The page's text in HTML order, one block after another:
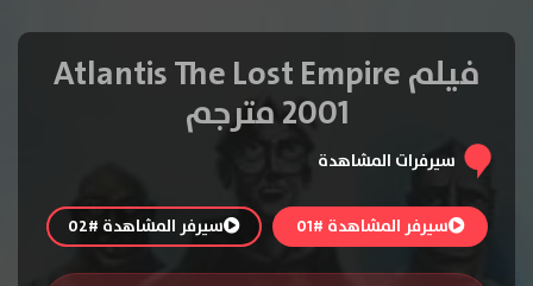
فيلم Atlantis The Lost Empire
2001 مترجم
سيرفرات المشاهدة
سيرفر المشاهدة #01 سيرفر المشاهدة #02